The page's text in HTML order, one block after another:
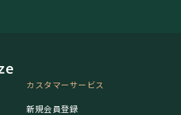
カスタマーサービス
新規会員登録